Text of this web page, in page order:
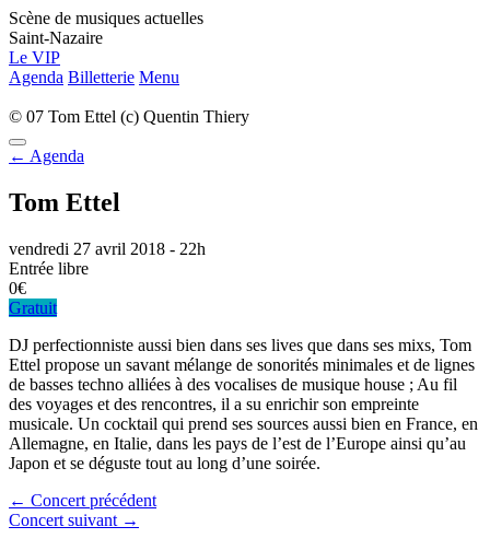
Scène de musiques actuelles
Saint-Nazaire
Le VIP
Agenda Billetterie Menu
© 07 Tom Ettel (c) Quentin Thiery
← Agenda
Tom Ettel
vendredi 27 avril 2018 - 22h
Entrée libre
0€
Gratuit
DJ perfectionniste aussi bien dans ses lives que dans ses mixs, Tom
Ettel propose un savant mélange de sonorités minimales et de lignes
de basses techno alliées à des vocalises de musique house ; Au fil
des voyages et des rencontres, il a su enrichir son empreinte
musicale. Un cocktail qui prend ses sources aussi bien en France, en
Allemagne, en Italie, dans les pays de l’est de l’Europe ainsi qu’au
Japon et se déguste tout au long d’une soirée.
← Concert précédent
Concert suivant →